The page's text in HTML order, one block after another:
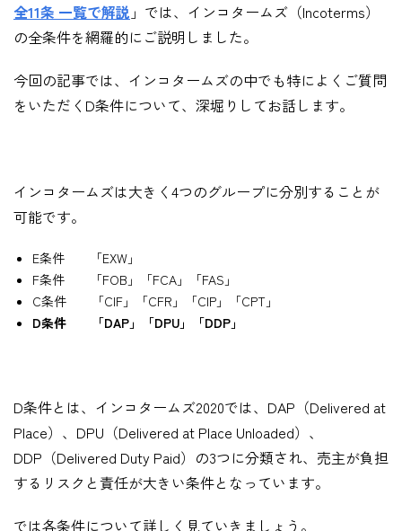
全11条 一覧で解説 」では、インコタームズ（Incoterms）
の全条件を網羅的にご説明しました。
今回の記事では、インコタームズの中でも特によくご質問
をいただくD条件について、深堀りしてお話します。
インコタームズは大きく 4つのグループに分別することが
可能です。
E条件 「EXW 」
F条件 「FOB 」「FCA 」「FAS 」
C条件 「CIF 」「CFR 」「CIP 」「CPT 」
D条件 「DAP」「DPU」「DDP」
D条件とは、インコタームズ2020では、 DAP （Delivered at
Place）、 DPU （Delivered at Place Unloaded）、
DDP （Delivered Duty Paid）の3つに分類され、売主が負担
するリスクと責任が大きい条件となっています。
では各条件について詳しく見ていきましょう。